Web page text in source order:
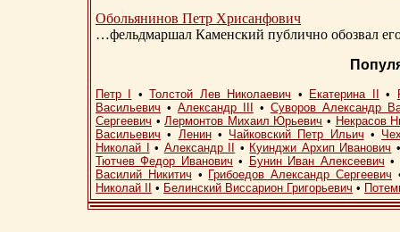
Обольянинов Петр Хрисанфович
…фельдмаршал Каменский публично обозвал
Петр I •Толстой Лев Николаевич • Екатерина II •
Васильевич • Александр III • Суворов Александр
Сергеевич •Лермонтов Михаил Юрьевич • Некрасов
Васильевич • Ленин• Чайковский Петр Ильич •
Николай I
• Александр II • Куинджи Архип Иванович
Тютчев Федор Иванович • Бунин Иван Алексеевич •
Василий Никитич • Грибоедов Александр Сергеевич
Николай II
• Белинский Виссарион Григорьевич •